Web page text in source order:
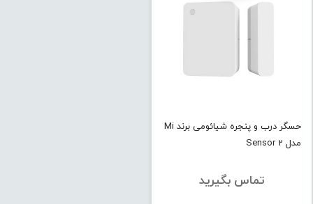
حسگر درب و پنجره شیائومی برند Mi
مدل Sensor 2
تماس بگیرید